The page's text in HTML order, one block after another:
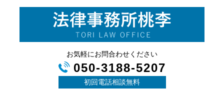
お気軽にお問合わせください
050-3188-5207
初回電話相談無料